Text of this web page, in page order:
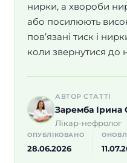
нирки, а хвороби
або посилюють
пов’язані тиск і
коли звернутися до
АВТОР СТАТТІ
Заремба Ірина
Лікар-нефролог
ОПУБЛІКОВАНО
28.06.2026